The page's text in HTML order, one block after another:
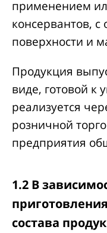
применением
консервантов,
поверхности и
Продукция
виде, готовой к
реализуется
розничной
предприятия
1.2 В
состава